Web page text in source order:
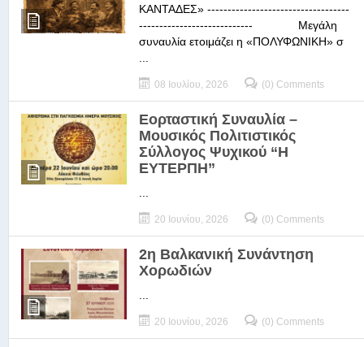
ΚΑΝΤΑΔΕΣ» -----------------------------------
---------------------------- Μεγάλη
συναυλία ετοιμάζει η «ΠΟΛΥΦΩΝΙΚΗ» σ
08 Ιουλίου, 2026 (0) Comments
Εορταστική Συναυλία –
Μουσικός Πολιτιστικός
Σύλλογος Ψυχικού “Η
ΕΥΤΕΡΠΗ”
20 Ιουνίου, 2026 (0) Comments
2η Βαλκανική Συνάντηση
Χορωδιών
20 Ιουνίου, 2026 (0) Comments